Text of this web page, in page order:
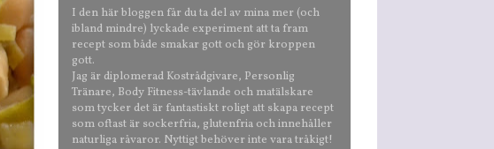
I den här bloggen får du ta del av mina mer (och
ibland mindre) lyckade experiment att ta fram
recept som både smakar gott och gör kroppen
gott.
Jag är diplomerad Kostrådgivare, Personlig
Tränare, Body Fitness-tävlande och matälskare
som tycker det är fantastiskt roligt att skapa recept
som oftast är sockerfria, glutenfria och innehåller
naturliga råvaror. Nyttigt behöver inte vara tråkigt!